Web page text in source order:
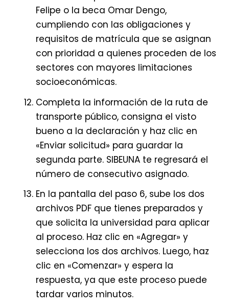
Felipe o la beca Omar Dengo,
cumpliendo con las obligaciones y
requisitos de matrícula que se asignan
con prioridad a quienes proceden de los
sectores con mayores limitaciones
socioeconómicas.
Completa la información de la ruta de
transporte público, consigna el visto
bueno a la declaración y haz clic en
«Enviar solicitud» para guardar la
segunda parte. SIBEUNA te regresará el
número de consecutivo asignado.
En la pantalla del paso 6, sube los dos
archivos PDF que tienes preparados y
que solicita la universidad para aplicar
al proceso. Haz clic en «Agregar» y
selecciona los dos archivos. Luego, haz
clic en «Comenzar» y espera la
respuesta, ya que este proceso puede
tardar varios minutos.